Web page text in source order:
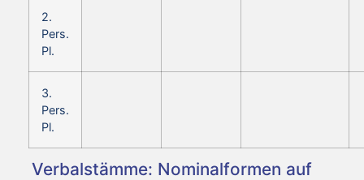
2.
Pers.
Pl.
3.
Pers.
Pl.
Verbalstämme: Nominalformen auf